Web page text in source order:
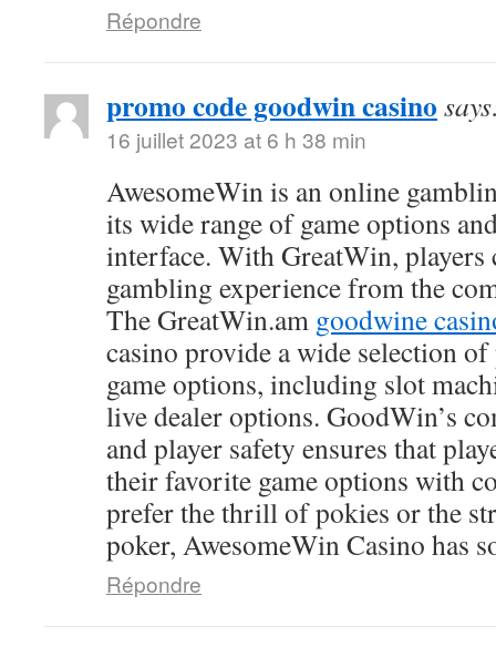
Répondre
promo code goodwin casino
16 juillet 2023 at 6 h 38 min
AwesomeWin is an online
its wide range of game options
interface. With GreatWin, players
gambling experience from the
The GreatWin.am goodwine
casino provide a wide selection
game options, including slot
live dealer options. GoodWin’s
and player safety ensures that
their favorite game options with
prefer the thrill of pokies or the
poker, AwesomeWin Casino has
Répondre